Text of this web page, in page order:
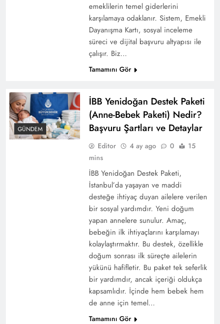
İBB Halk Süt Desteği 2026: Kimler Alabilir,
Kayseri’de Konut Kiralarının Şekillendiği
emeklilerin temel giderlerini
karşılamaya odaklanır. Sistem, Emekli
Dayanışma Kartı, sosyal inceleme
süreci ve dijital başvuru altyapısı ile
çalışır. Biz…
Tamamını Gör
GÜNDEM
İBB Yenidoğan Destek Paketi
(Anne-Bebek Paketi) Nedir?
Başvuru Şartları ve Detaylar
Editor 4 ay ago 0
15
mins
İBB Yenidoğan Destek Paketi,
İstanbul’da yaşayan ve maddi
desteğe ihtiyaç duyan ailelere verilen
bir sosyal yardımdır. Yeni doğum
yapan annelere sunulur. Amaç,
bebeğin ilk ihtiyaçlarını karşılamayı
kolaylaştırmaktır. Bu destek, özellikle
doğum sonrası ilk süreçte ailelerin
yükünü hafifletir. Bu paket tek seferlik
bir yardımdır, ancak içeriği oldukça
kapsamlıdır. İçinde hem bebek hem
de anne için temel…
Tamamını Gör